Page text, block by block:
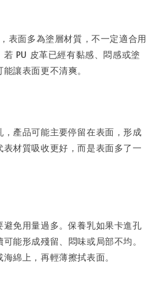
表面多為塗層材質，不一定適合用
PU 皮革已經有黏感、悶感或塗
讓表面更不清爽。
產品可能主要停留在表面，形成
材質吸收更好，而是表面多了一
免用量過多。保養乳如果卡進孔
能形成殘留、悶味或局部不均。
綿上，再輕薄擦拭表面。